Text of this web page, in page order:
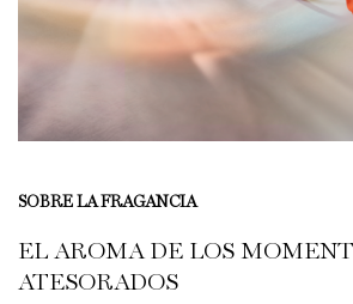
SOBRE LA FRAGANCIA
EL AROMA DE LOS
ATESORADOS